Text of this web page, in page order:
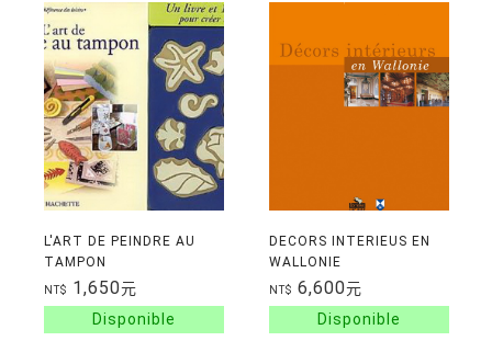
L'ART DE PEINDRE AU
TAMPON
NT$ 1,650元
DECORS INTERIEUS EN
WALLONIE
NT$ 6,600元